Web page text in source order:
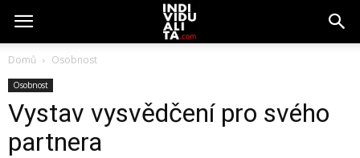
Domů Osobnost
Osobnost
Vystav vysvědčení pro svého
partnera